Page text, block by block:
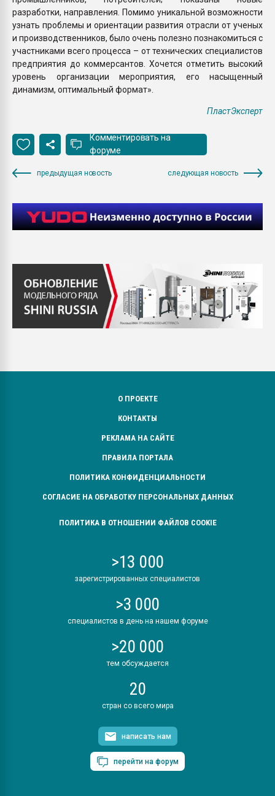
разработки, направления. Помимо уникальной возможности
узнать проблемы и ориентации развития отрасли от ученых
и производственников, было очень полезно познакомиться с
участниками всего процесса – от технических специалистов
предприятия до коммерсантов. Хочется отметить высокий
уровень организации мероприятия, его насыщенный
динамизм, оптимальный формат».
ПластЭксперт
Комментировать на
форуме
предыдущая новость следующая новость
О ПРОЕКТЕ
КОНТАКТЫ
РЕКЛАМА НА САЙТЕ
ПРАВИЛА ПОРТАЛА
ПОЛИТИКА КОНФИДЕНЦИАЛЬНОСТИ
СОГЛАСИЕ НА ОБРАБОТКУ ПЕРСОНАЛЬНЫХ ДАННЫХ
ПОЛИТИКА В ОТНОШЕНИИ ФАЙЛОВ COOKIE
>13 000
зарегистрированных специалистов
>3 000
специалистов в день на нашем форуме
>20 000
тем обсуждается
20
стран со всего мира
написать нам
перейти на форум